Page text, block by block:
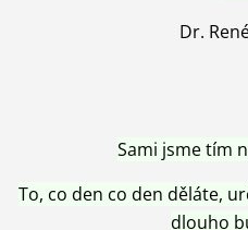
Dr.
Sami jsme tím
To, co den co den děláte,
dlouho